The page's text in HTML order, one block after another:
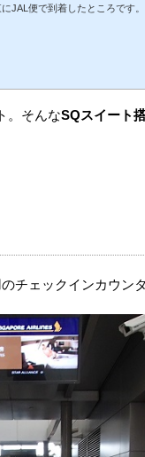
JAL便で到着したところです。
ラウ...
。そんなSQスイート
チェックインカウンタ